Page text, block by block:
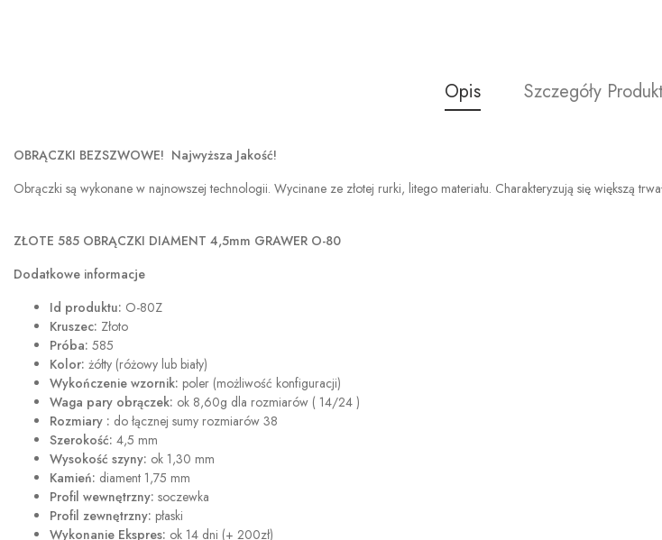
Opis Szczegóły
OBRĄCZKI BEZSZWOWE! Najwyższa Jakość!
Obrączki są wykonane w najnowszej technologii. Wycinane ze złotej rurki, litego materiału. Charakteryzują się większą
ZŁOTE 585 OBRĄCZKI DIAMENT 4,5mm GRAWER O-80
Dodatkowe informacje
Id produktu: O-80Z
Kruszec: Złoto
Próba: 585
Kolor: żółty (różowy lub biały)
Wykończenie wzornik: poler (możliwość konfiguracji)
Waga pary obrączek: ok 8,60g dla rozmiarów ( 14/24 )
Rozmiary : do łącznej sumy rozmiarów 38
Szerokość: 4,5 mm
Wysokość szyny: ok 1,30 mm
Kamień: diament 1,75 mm
Profil wewnętrzny: soczewka
Profil zewnętrzny: płaski
Wykonanie Ekspres: ok 14 dni (+ 200zł)